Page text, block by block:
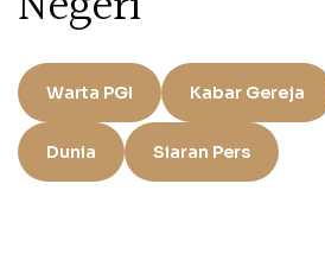
Warta PGI Kabar Gereja
Dunia Siaran Pers